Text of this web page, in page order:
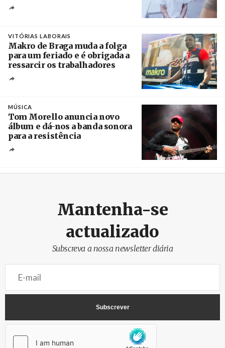
VITÓRIAS LABORAIS
Makro de Braga muda a folga
para um feriado e é obrigada a
ressarcir os trabalhadores
MÚSICA
Tom Morello anuncia novo
álbum e dá-nos a banda sonora
para a resistência
Mantenha-se
actualizado
Subscreva a nossa newsletter diária